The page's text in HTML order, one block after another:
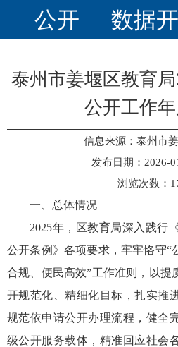
公开
数据
泰州市姜堰区教育
公开工作
信息来源：泰州市
发布日期：2026-
浏览次数：
一、总体情况
2025年，区教育局深入践行
公开条例》各项要求，牢牢恪守“
合规、便民高效”工作准则，以提
开规范化、精细化目标，扎实推
规范依申请公开办理流程，健全
级公开服务载体，精准回应社会